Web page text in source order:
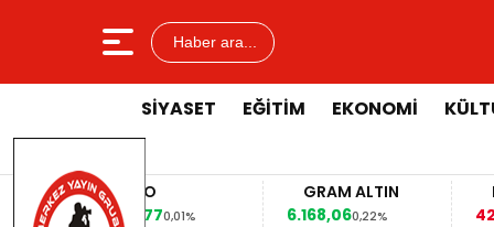
Haber ara...
SİYASET EĞİTİM EKONOMİ
EURO
53,84770,01%
GRAM ALTIN
6.168,060,22%
FAİZ
42,31
-